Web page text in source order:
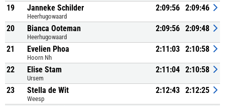
19 Janneke Schilder
Heerhugowaard
2:09:56 2:09:46
20 Bianca Ooteman
Heerhugowaard
2:09:56 2:09:48
21 Evelien Phoa
Hoorn Nh
2:11:03 2:10:58
22 Elise Stam
Ursem
2:11:04 2:10:58
23 Stella de Wit
Weesp
2:12:43 2:12:25